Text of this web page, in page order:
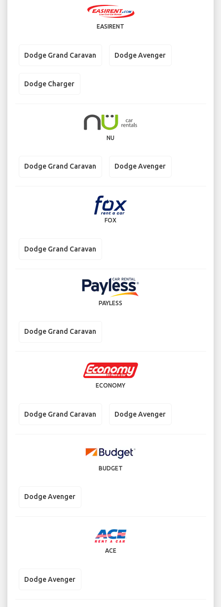
EASIRENT
Dodge Grand Caravan Dodge Avenger
Dodge Charger
NU
Dodge Grand Caravan Dodge Avenger
FOX
Dodge Grand Caravan
PAYLESS
Dodge Grand Caravan
ECONOMY
Dodge Grand Caravan Dodge Avenger
BUDGET
Dodge Avenger
ACE
Dodge Avenger